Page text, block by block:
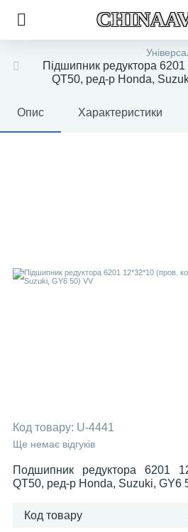
Підшипник редуктора
QT50, ред-р Honda,
Опис Характеристики
Код товару: U-4441
Ще немає відгуків
Подшипник редуктора 6201
QT50, ред-р Honda, Suzuki, GY6
Код товару